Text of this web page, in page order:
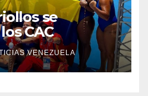
se
CAC
VENEZUELA